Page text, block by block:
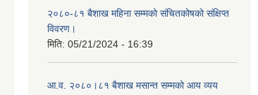
२०८०-८१ बैशाख महिना सम्मको संचितकोषको संक्षिप्त
विवरण।
मिति: 05/21/2024 - 16:39
आ.व. २०८०।८१ बैशाख मसान्त सम्मको आय व्यय